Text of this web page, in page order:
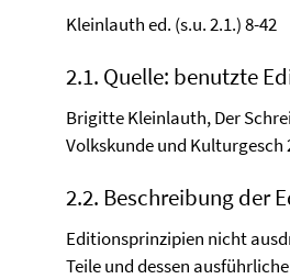
Kleinlauth ed. (s.u. 2.1.) 8-42
2.1. Quelle: benutzte
Brigitte Kleinlauth, Der
Volkskunde und Kulturgesch
2.2. Beschreibung der
Editionsprinzipien nicht
Teile und dessen